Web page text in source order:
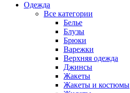
Одежда
Все категории
Белье
Блузы
Брюки
Варежки
Верхняя одежда
Джинсы
Жакеты
Жакеты и костюмы